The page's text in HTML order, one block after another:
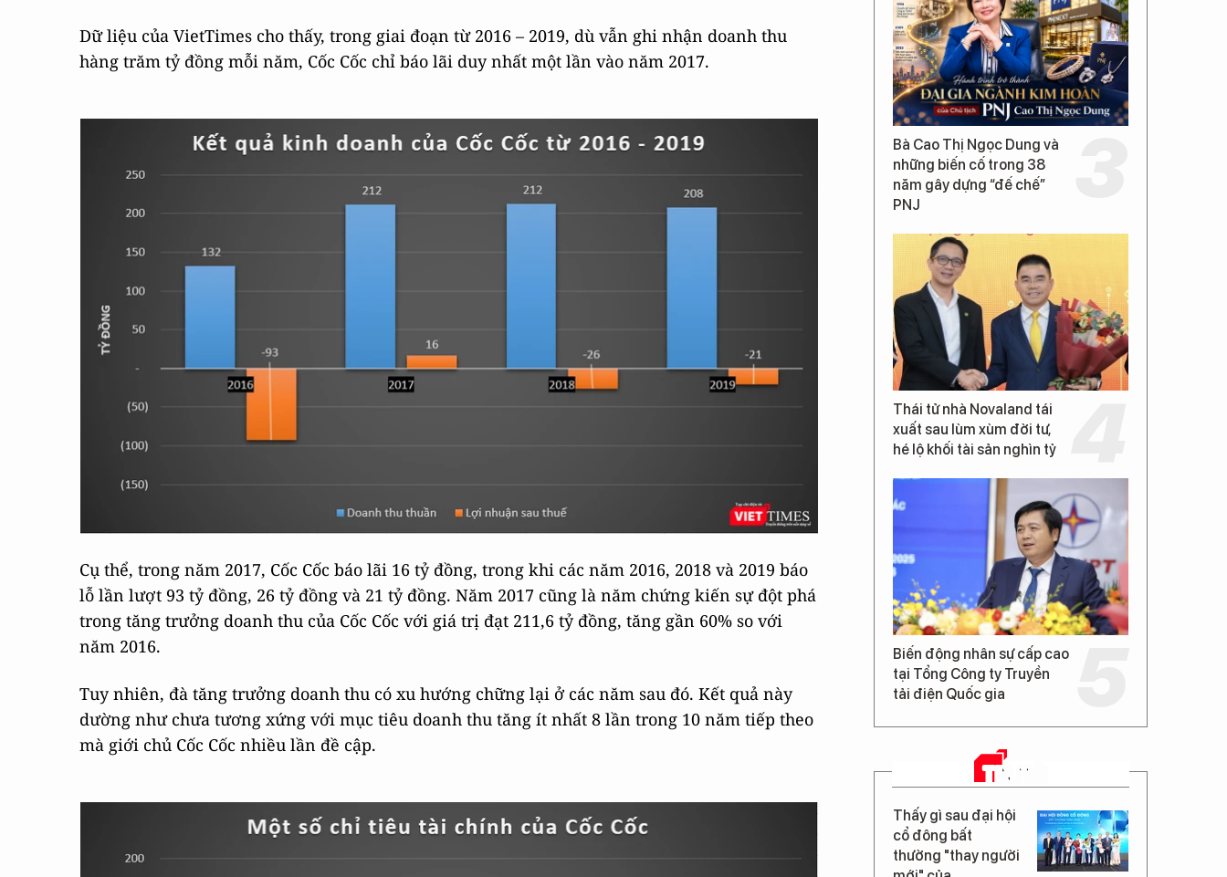
Dữ liệu của VietTimes cho thấy, trong giai đoạn từ 2016 – 2019, dù vẫn ghi nhận doanh thu
hàng trăm tỷ đồng mỗi năm, Cốc Cốc chỉ báo lãi duy nhất một lần vào năm 2017.
Cụ thể, trong năm 2017, Cốc Cốc báo lãi 16 tỷ đồng, trong khi các năm 2016, 2018 và 2019 báo
lỗ lần lượt 93 tỷ đồng, 26 tỷ đồng và 21 tỷ đồng. Năm 2017 cũng là năm chứng kiến sự đột phá
trong tăng trưởng doanh thu của Cốc Cốc với giá trị đạt 211,6 tỷ đồng, tăng gần 60% so với
năm 2016.
Tuy nhiên, đà tăng trưởng doanh thu có xu hướng chững lại ở các năm sau đó. Kết quả này
dường như chưa tương xứng với mục tiêu doanh thu tăng ít nhất 8 lần trong 10 năm tiếp theo
mà giới chủ Cốc Cốc nhiều lần đề cập.
Bà Cao Thị Ngọc Dung và
những biến cố trong 38
năm gây dựng “đế chế”
PNJ
Thái tử nhà Novaland tái
xuất sau lùm xùm đời tư,
hé lộ khối tài sản nghìn tỷ
Biến động nhân sự cấp cao
tại Tổng Công ty Truyền
tải điện Quốc gia
TIN MỚI
Thấy gì sau đại hội
cổ đông bất
thường "thay người